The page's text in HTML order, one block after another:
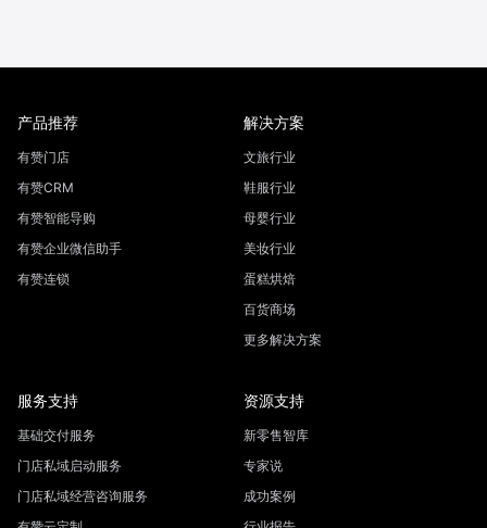
产品推荐
有赞门店
有赞CRM
有赞智能导购
有赞企业微信助手
有赞连锁
解决方案
文旅行业
鞋服行业
母婴行业
美妆行业
蛋糕烘焙
百货商场
更多解决方案
服务支持
基础交付服务
门店私域启动服务
门店私域经营咨询服务
资源支持
新零售智库
专家说
成功案例